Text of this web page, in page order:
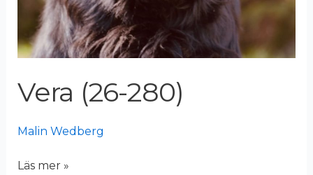
Vera (26-280)
Malin Wedberg
Läs mer »